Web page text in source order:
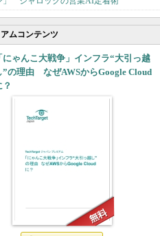
ムコンテンツ
にゃんこ大戦争」インフラ“大引っ越
”の理由 なぜAWSからGoogle Cloud
？